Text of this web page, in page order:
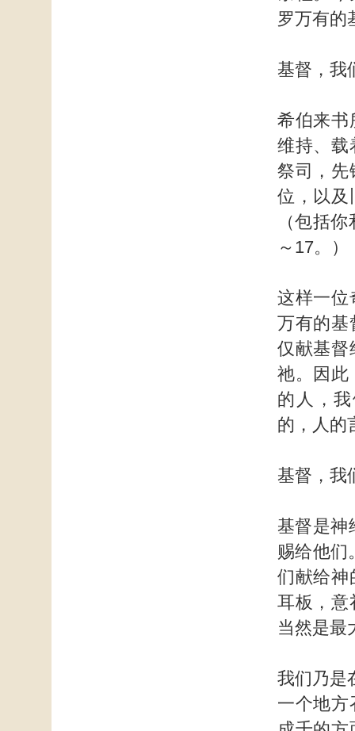
罗万有的
基督，我
希伯来书
维持、载
祭司，先
位，以及
（包括
～17。）
这样一位
万有的基
仅献基督
祂。因此
的人，
的，人的
基督，我
基督是神
赐给他们
们献给神
耳板，意
当然是最
我们乃是
一个地方